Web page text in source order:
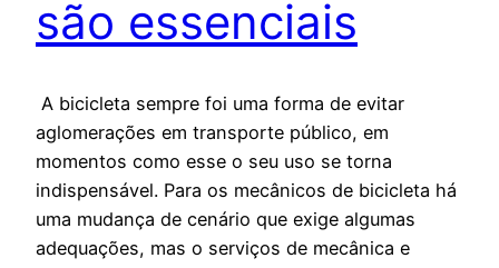
são essenciais
A bicicleta sempre foi uma forma de evitar
aglomerações em transporte público, em
momentos como esse o seu uso se torna
indispensável. Para os mecânicos de bicicleta há
uma mudança de cenário que exige algumas
adequações, mas o serviços de mecânica e